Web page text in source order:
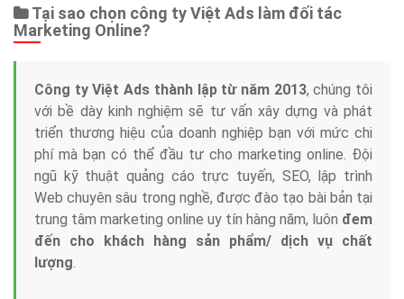
Tại sao chọn công ty Việt Ads làm đối tác
Marketing Online?
Công ty Việt Ads thành lập từ năm 2013, chúng tôi
với bề dày kinh nghiệm sẽ tư vấn xây dựng và phát
triển thương hiệu của doanh nghiệp bạn với mức chi
phí mà bạn có thể đầu tư cho marketing online. Đội
ngũ kỹ thuật quảng cáo trực tuyến, SEO, lập trình
Web chuyên sâu trong nghề, được đào tạo bài bản tại
trung tâm marketing online uy tín hàng năm, luôn đem
đến cho khách hàng sản phẩm/ dịch vụ chất
lượng.